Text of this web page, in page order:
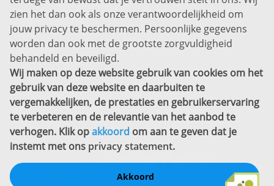
Privacyverklaring
Sitemap
Copyright
Bekijk ook eens
zien het dan ook als onze verantwoordelijkheid om
jouw privacy te beschermen. Persoonlijke gegevens
worden dan ook met de grootste zorgvuldigheid
behandeld en beveiligd.
Wij maken op deze website gebruik van cookies om het
gebruik van deze website en daarbuiten te
vergemakkelijken, de prestaties en gebruikerservaring
te verbeteren en de relevantie van het aanbod te
verhogen. Klik opakkoord om aan te geven dat je
instemt met ons privacy statement.
Akkoord